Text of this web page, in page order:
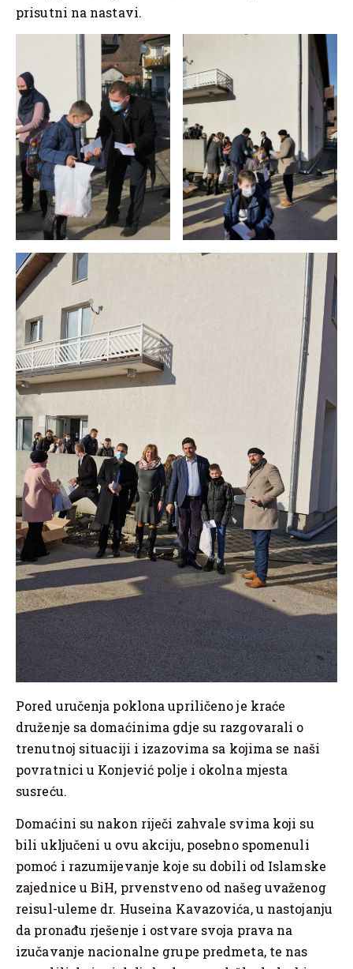
prisutni na nastavi.
Pored uručenja poklona upriličeno je kraće
druženje sa domaćinima gdje su razgovarali o
trenutnoj situaciji i izazovima sa kojima se naši
povratnici u Konjević polje i okolna mjesta
susreću.
Domaćini su nakon riječi zahvale svima koji su
bili uključeni u ovu akciju, posebno spomenuli
pomoć i razumijevanje koje su dobili od Islamske
zajednice u BiH, prvenstveno od našeg uvaženog
reisul-uleme dr. Huseina Kavazovića, u nastojanju
da pronađu rješenje i ostvare svoja prava na
izučavanje nacionalne grupe predmeta, te nas